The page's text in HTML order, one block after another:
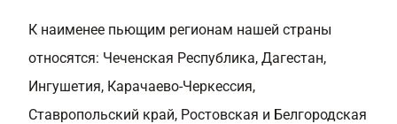
К наименее пьющим регионам нашей страны
относятся: Чеченская Республика, Дагестан,
Ингушетия, Карачаево-Черкессия,
Ставропольский край, Ростовская и Белгородская